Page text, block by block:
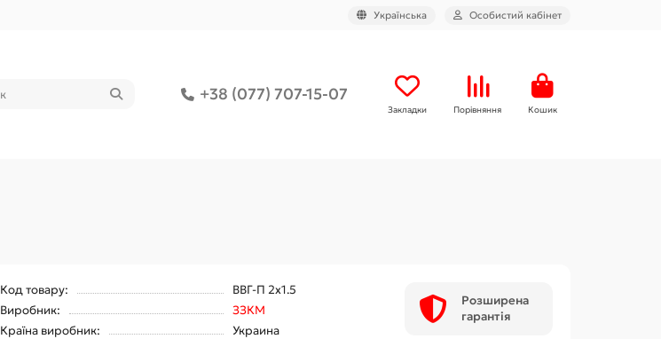
Українська Особистий кабінет
+38 (077) 707-15-07
Закладки Порівняння Кошик
Код товару:
ВВГ-П 2х1.5
Виробник:
ЗЗКМ
Країна виробник:
Украина
Розширена
гарантія